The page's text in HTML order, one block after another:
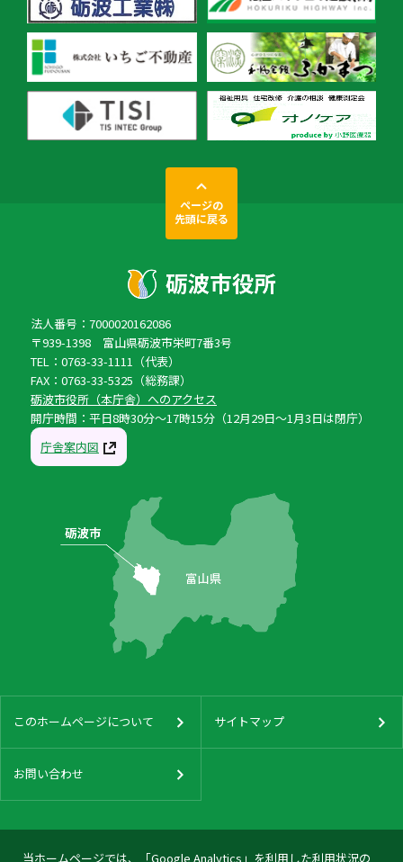
当ホームページでは、「Google Analytics」を利用した利用状況の
ページの
先頭に戻る
法人番号：7000020162086
〒939-1398 富山県砺波市栄町7番3号
TEL：0763-33-1111（代表）
FAX：0763-33-5325（総務課）
砺波市役所（本庁舎）へのアクセス
開庁時間：平日8時30分〜17時15分（12月29日〜1月3日は閉庁）
庁舎案内図
このホームページについて サイトマップ
お問い合わせ